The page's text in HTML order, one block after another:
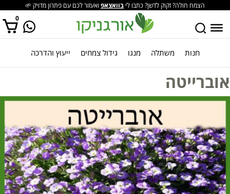
הצמח חולה? זקוק לדשן? כתבו לי בוואצאפ ואעזור לכם עם פתרון מדויק 🌱
0
אין מוצרים בסל הקניות. חנות משתלה מנגו גידול צמחים ייעוץ והדרכה
אוברייטה